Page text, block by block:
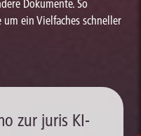
Dokumente. So
um ein Vielfaches schneller
zur juris KI-